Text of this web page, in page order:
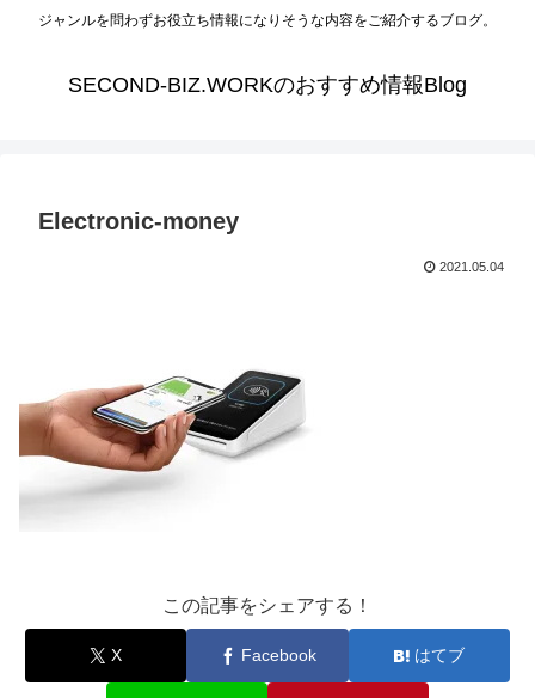
ジャンルを問わずお役立ち情報になりそうな内容をご紹介するブログ。
SECOND-BIZ.WORKのおすすめ情報Blog
Electronic-money
2021.05.04
この記事をシェアする！
X Facebook はてブ